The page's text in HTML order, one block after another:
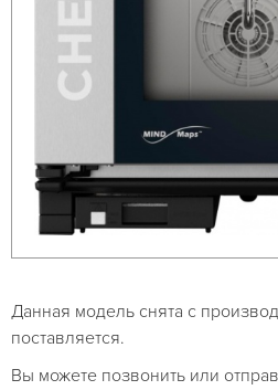
Данная модель снята с
поставляется.
Вы можете позвонить или